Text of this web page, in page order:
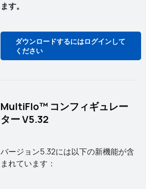
ます。
ダウンロードするにはログインして
ください
MultiFlo™ コンフィギュレー
ター V5.32
バージョン5.32には以下の新機能が含
まれています：